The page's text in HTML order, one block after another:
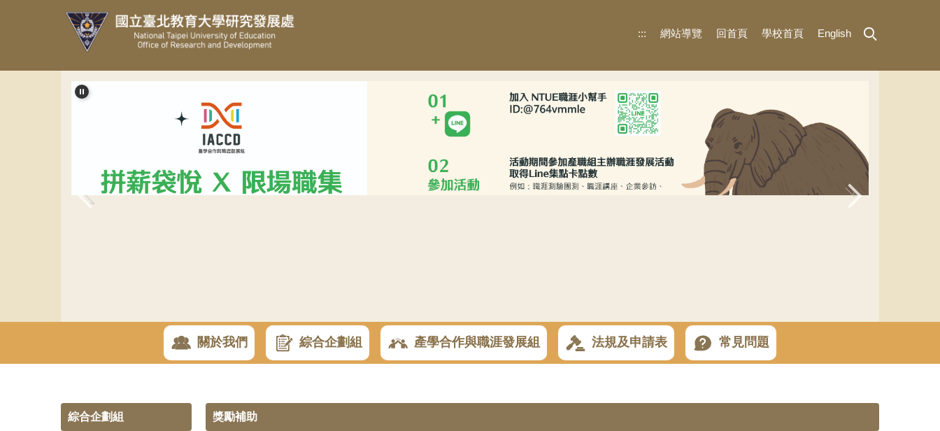
::: 網站導覽 回首頁 學校首頁 English
關於我們 綜合企劃組 產學合作與職涯發展組 法規及申請表 常見問題
綜合企劃組 獎勵補助